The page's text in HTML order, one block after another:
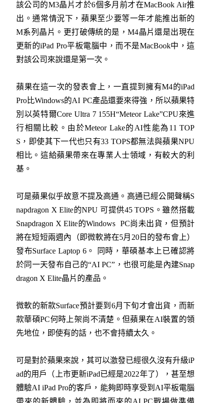
該公司的M3晶片才於6個多月前才在MacBook Air推
出。通常情況下，蘋果至少要等一年才能推出新的
M系列晶片。更打破傳統的是，M4晶片還是出現在
更新的iPad Pro平板電腦中，而不是MacBook中，這
對該公司來說還是第一次。
蘋果在這一次的發表會上，一直提到擁有M4的iPad
Pro比Windows的AI PC產品還要來得強，所以蘋果特
別以英特爾Core Ultra 7 155H“Meteor Lake”CPU來進
行相關比較。由於Meteor Lake的AI性能為11 TOP
S，即使其下一代也只有33 TOPS都無法與蘋果NPU
相比。這給蘋果帶來在專業人士領域，有較大的利
基。
可是蘋果似乎故意不提及高通。高通已經公開聲稱S
napdragon X Elite的NPU 可提供45 TOPS。雖然搭載
Snapdragon X Elite的Windows PC尚未出貨，但預計
將在短短兩週內（即微軟將在5月20日的發布會上）
發布Surface Laptop 6。 同時，華碩基本上已確認將
於同一天發布自己的“AI PC”，也很可能是內建Snap
dragon X Elite晶片的產品。
微軟的新款Surface預計要到6月下旬才會出貨，而新
款華碩PC何時上架尚不清楚。但蘋果在AI裝置的領
先地位，即使有的話，也不會持續太久。
可是對於蘋果來說，其可以激發已經很久沒有升級iP
ad的用戶（上市更新iPad已經是2022年了），甚至想
體驗AI iPad Pro的客戶，能夠即時享受到AI平板電腦